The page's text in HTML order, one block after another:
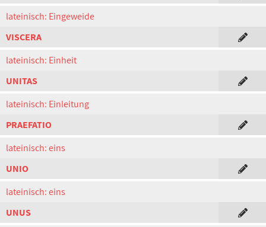
lateinisch: Eingeweide
VISCERA
lateinisch: Einheit
UNITAS
lateinisch: Einleitung
PRAEFATIO
lateinisch: eins
UNIO
lateinisch: eins
UNUS